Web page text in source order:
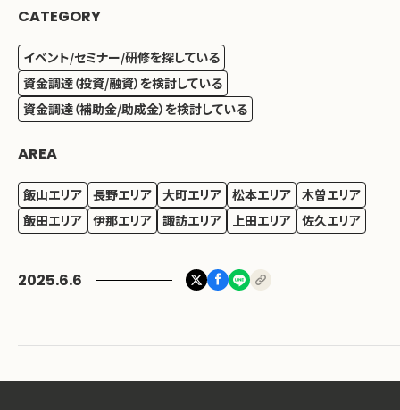
2025.6.6
CATEGORY
イベント/セミナー/研修を探している
資金調達（投資/融資）を検討している
資金調達（補助金/助成金）を検討している
AREA
飯山エリア 長野エリア 大町エリア 松本エリア 木曽エリア
飯田エリア 伊那エリア 諏訪エリア 上田エリア 佐久エリア